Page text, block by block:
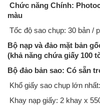
Chức năng Chính:
màu
Tốc độ sao chụp: 30 bản /
Bộ nạp và đảo mặt bản
(khả năng chứa giấy 100
Bộ đảo bản sao: Có sẵn
Khổ giấy sao chụp lớn
Khay nạp giấy: 2 khay x